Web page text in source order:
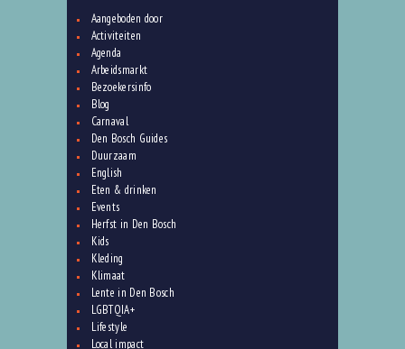
Aangeboden door
Activiteiten
Agenda
Arbeidsmarkt
Bezoekersinfo
Blog
Carnaval
Den Bosch Guides
Duurzaam
English
Eten & drinken
Events
Herfst in Den Bosch
Kids
Kleding
Klimaat
Lente in Den Bosch
LGBTQIA+
Lifestyle
Local impact